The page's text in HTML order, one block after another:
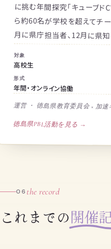
月に県庁担当者、12月に県知
対象
高校生
形式
年間・オンライン協働
運営 ・ 徳島県教育委員会 × 加速
徳島県PBL活動を見る →
06 the record
これまでの開催